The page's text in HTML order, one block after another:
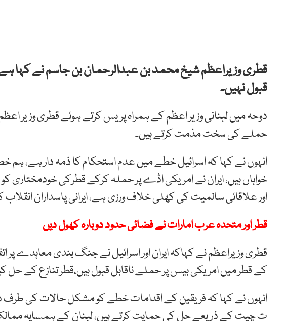
قطری وزیراعظم شیخ محمد بن عبدالرحمان بن جاسم نے
قبول نہیں۔
دوحہ میں لبنانی وزیر اعظم کے ہمراہ پریس کرتے ہوئے قطری وزیر
حملے کی سخت مذمت کرتے ہیں۔
انہوں نے کہا کہ اسرائیل خطے میں عدم استحکام کا ذمہ دار ہے، ہم
خواہاں ہیں، ایران نے امریکی اڈے پر حملہ کرکے قطرکی خودمختاری
اور علاقائی سالمیت کی کھلی خلاف ورزی ہے، ایرانی پاسداران
قطر اور متحدہ عرب امارات نے فضائی حدود دوبارہ کھول دیں
قطری وزیراعظم نے کہاکہ ایران اور اسرائیل نے جنگ بندی معاہدے پر
کے قطر میں امریکی بیس پر حملے ناقابل قبول ہیں،قطر تنازع کے حل
انہوں نے کہا کہ فریقین کے اقدامات خطے کو مشکل حالات کی طرف
ت چیت کے ذریعے حل کی حمایت کرتے ہیں، لبنان کے ہمسایہ